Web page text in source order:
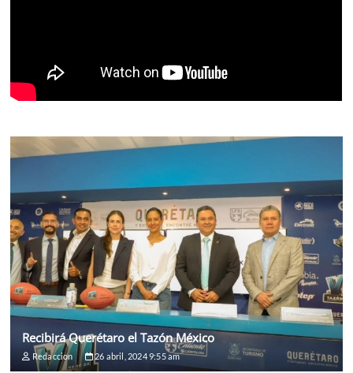
Recibirá Querétaro el Tazón México
Redaccion 26 abril, 2024 9:55 am